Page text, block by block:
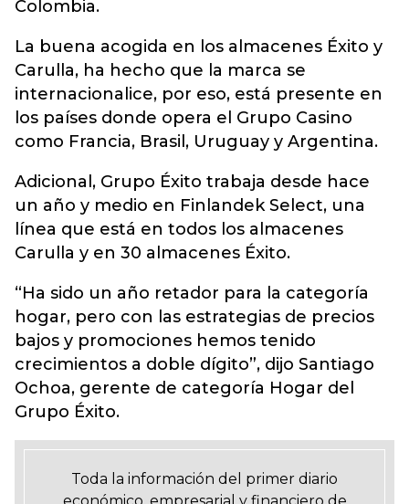
Colombia.
La buena acogida en los almacenes Éxito y
Carulla, ha hecho que la marca se
internacionalice, por eso, está presente en
los países donde opera el Grupo Casino
como Francia, Brasil, Uruguay y Argentina.
Adicional, Grupo Éxito trabaja desde hace
un año y medio en Finlandek Select, una
línea que está en todos los almacenes
Carulla y en 30 almacenes Éxito.
“Ha sido un año retador para la categoría
hogar, pero con las estrategias de precios
bajos y promociones hemos tenido
crecimientos a doble dígito”, dijo Santiago
Ochoa, gerente de categoría Hogar del
Grupo Éxito.
Toda la información del primer diario